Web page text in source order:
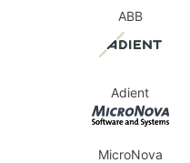
ABB
Adient
MicroNova